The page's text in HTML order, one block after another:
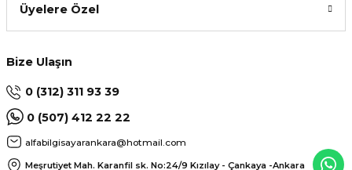
Üyelere Özel
Bize Ulaşın
0 (312) 311 93 39
0 (507) 412 22 22
alfabilgisayarankara@hotmail.com
Meşrutiyet Mah. Karanfil sk. No:24/9 Kızılay - Çankaya -Ankara